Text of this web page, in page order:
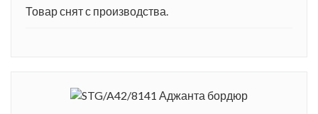
Товар снят с производства.